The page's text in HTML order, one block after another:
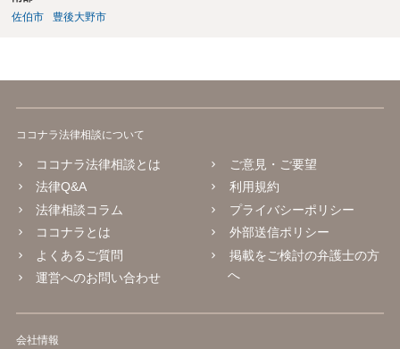
佐伯市
豊後大野市
ココナラ法律相談について
ココナラ法律相談とは
法律Q&A
法律相談コラム
ココナラとは
よくあるご質問
運営へのお問い合わせ
ご意見・ご要望
利用規約
プライバシーポリシー
外部送信ポリシー
掲載をご検討の弁護士の方
へ
会社情報